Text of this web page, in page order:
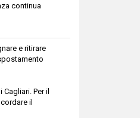
continua
e ritirare
Per il
il